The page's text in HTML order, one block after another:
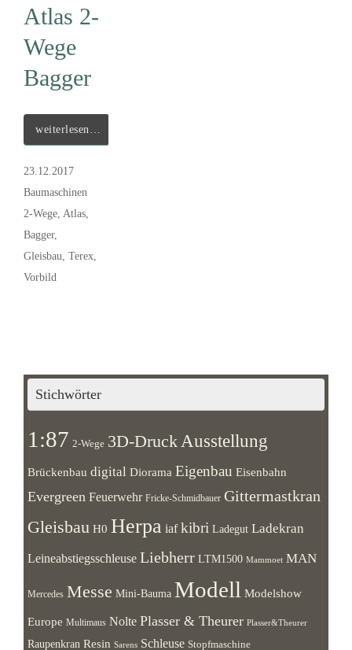
Atlas 2-
Wege
Bagger
weiterlesen…
23.12.2017
Baumaschinen
2-Wege, Atlas,
Bagger,
Gleisbau, Terex,
Vorbild
Stichwörter
1:87 2-Wege 3D-DruckAusstellung
Brückenbau digital Diorama Eigenbau Eisenbahn
Evergreen Feuerwehr Fricke-Schmidbauer Gittermastkran
Gleisbau H0 Herpa iaf kibri Ladegut Ladekran
Leineabstiegsschleuse Liebherr LTM1500 Mammoet MAN
Mercedes Messe Mini-Bauma Modell Modelshow
Europe Multimaus Nolte Plasser & Theurer Plasser&Theurer
Raupenkran Resin Sarens Schleuse Stopfmaschine